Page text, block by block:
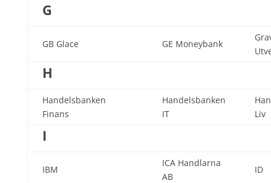
G
GB Glace GE Moneybank
H
Handelsbanken
Finans
Handelsbanken
IT
Liv
I
IBM
ICA Handlarna
AB
ID